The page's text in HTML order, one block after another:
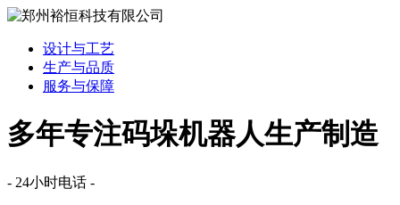
设计与工艺
生产与品质
服务与保障
多年专注码垛机器人生产制造
- 24小时电话 -